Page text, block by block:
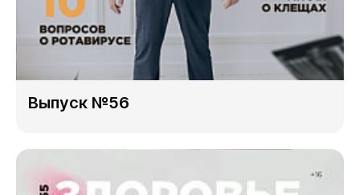
Выпуск №56